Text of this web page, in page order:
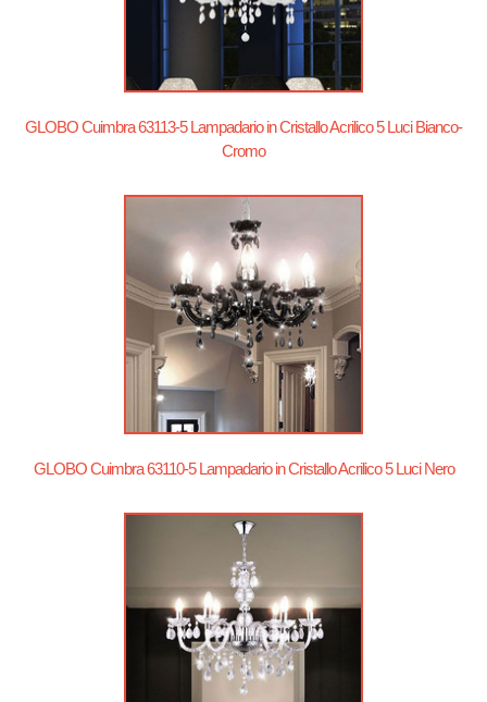
GLOBO Cuimbra 63113-5 Lampadario in Cristallo Acrilico 5 Luci Bianco-
Cromo
GLOBO Cuimbra 63110-5 Lampadario in Cristallo Acrilico 5 Luci Nero